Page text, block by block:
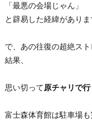
「最悪の会場じゃん」
と辟易した経緯がありま
で、あの往復の超絶ス
結果、
思い切って 原チャリで
富士森体育館は駐車場